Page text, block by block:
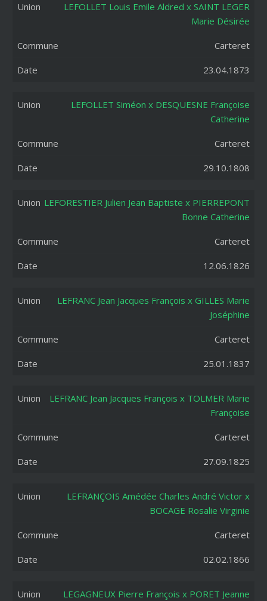
LEFOLLET Louis Emile Aldred x SAINT LEGER
Marie Désirée
Carteret
23.04.1873
LEFOLLET Siméon x DESQUESNE Françoise
Catherine
Carteret
29.10.1808
LEFORESTIER Julien Jean Baptiste x PIERREPONT
Bonne Catherine
Carteret
12.06.1826
LEFRANC Jean Jacques François x GILLES Marie
Joséphine
Carteret
25.01.1837
LEFRANC Jean Jacques François x TOLMER Marie
Françoise
Carteret
27.09.1825
LEFRANÇOIS Amédée Charles André Victor x
BOCAGE Rosalie Virginie
Carteret
02.02.1866
LEGAGNEUX Pierre François x PORET Jeanne